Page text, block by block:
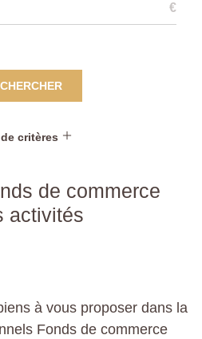
€
critères
de commerce
activités
à vous proposer dans la
Fonds de commerce